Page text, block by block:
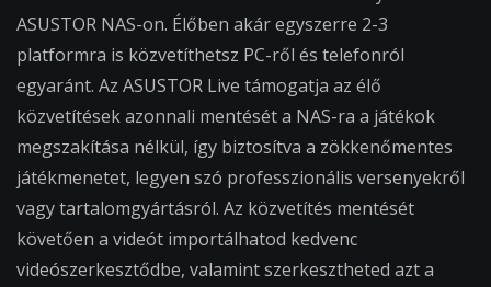
ASUSTOR NAS-on. Élőben akár egyszerre 2-3
platformra is közvetíthetsz PC-ről és telefonról
egyaránt. Az ASUSTOR Live támogatja az élő
közvetítések azonnali mentését a NAS-ra a játékok
megszakítása nélkül, így biztosítva a zökkenőmentes
játékmenetet, legyen szó professzionális versenyekről
vagy tartalomgyártásról. Az közvetítés mentését
követően a videót importálhatod kedvenc
videószerkesztődbe, valamint szerkesztheted azt a